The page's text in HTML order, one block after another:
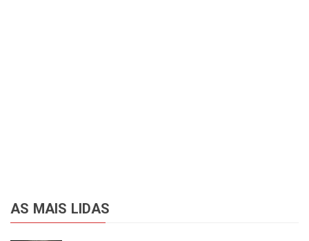
AS MAIS LIDAS